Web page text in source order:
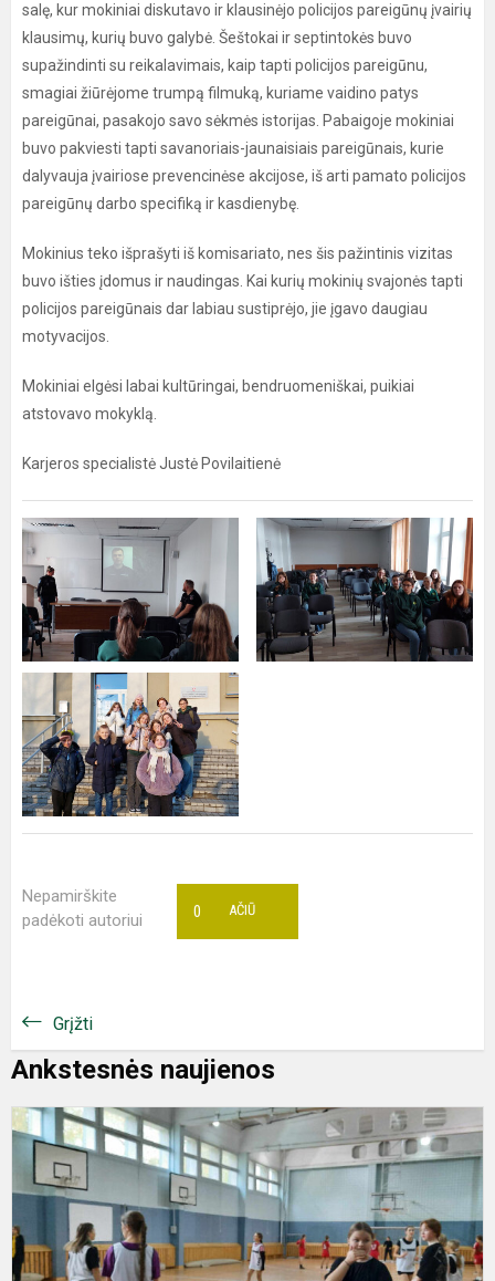
salę, kur mokiniai diskutavo ir klausinėjo policijos pareigūnų įvairių
klausimų, kurių buvo galybė. Šeštokai ir septintokės buvo
supažindinti su reikalavimais, kaip tapti policijos pareigūnu,
smagiai žiūrėjome trumpą filmuką, kuriame vaidino patys
pareigūnai, pasakojo savo sėkmės istorijas. Pabaigoje mokiniai
buvo pakviesti tapti savanoriais-jaunaisiais pareigūnais, kurie
dalyvauja įvairiose prevencinėse akcijose, iš arti pamato policijos
pareigūnų darbo specifiką ir kasdienybę.
Mokinius teko išprašyti iš komisariato, nes šis pažintinis vizitas
buvo išties įdomus ir naudingas. Kai kurių mokinių svajonės tapti
policijos pareigūnais dar labiau sustiprėjo, jie įgavo daugiau
motyvacijos.
Mokiniai elgėsi labai kultūringai, bendruomeniškai, puikiai
atstovavo mokyklą.
Karjeros specialistė Justė Povilaitienė
Nepamirškite
padėkoti autoriui
AČIŪ
0
Grįžti
Ankstesnės naujienos